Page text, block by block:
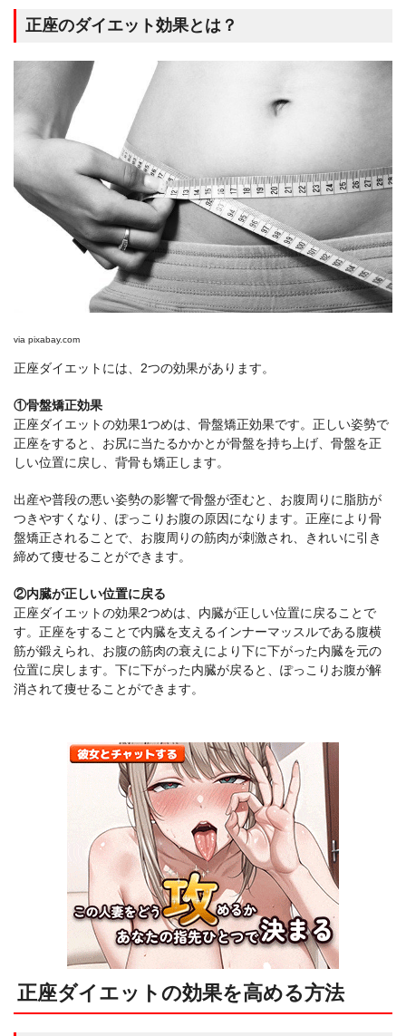
正座のダイエット効果とは？
via pixabay.com
正座ダイエットには、2つの効果があります。
①骨盤矯正効果
正座ダイエットの効果1つめは、骨盤矯正効果です。正しい姿勢で
正座をすると、お尻に当たるかかとが骨盤を持ち上げ、骨盤を正
しい位置に戻し、背骨も矯正します。
出産や普段の悪い姿勢の影響で骨盤が歪むと、お腹周りに脂肪が
つきやすくなり、ぽっこりお腹の原因になります。正座により骨
盤矯正されることで、お腹周りの筋肉が刺激され、きれいに引き
締めて痩せることができます。
②内臓が正しい位置に戻る
正座ダイエットの効果2つめは、内臓が正しい位置に戻ることで
す。正座をすることで内臓を支えるインナーマッスルである腹横
筋が鍛えられ、お腹の筋肉の衰えにより下に下がった内臓を元の
位置に戻します。下に下がった内臓が戻ると、ぽっこりお腹が解
消されて痩せることができます。
正座ダイエットの効果を高める方法